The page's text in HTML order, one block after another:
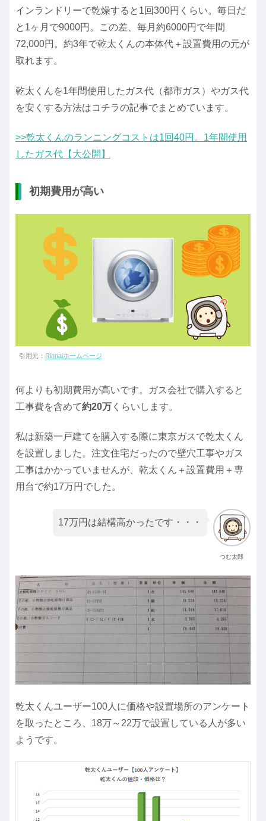
インランドリーで乾燥すると1回300円くらい。毎日だ
と1ヶ月で9000円。この差、毎月約6000円で年間
72,000円。約3年で乾太くんの本体代＋設置費用の元が
取れます。
乾太くんを1年間使用したガス代（都市ガス）やガス代
を安くする方法はコチラの記事でまとめています。
>>乾太くんのランニングコストは1回40円。1年間使用
したガス代【大公開】
初期費用が高い
引用元： Rinnaiホームページ
何よりも初期費用が高いです。ガス会社で購入すると
工事費を含めて約20万 くらいします。
私は新築一戸建てを購入する際に東京ガスで乾太くん
を設置しました。注文住宅だったので壁穴工事やガス
工事はかかっていませんが、乾太くん＋設置費用＋専
用台で約17万円でした。
つむ太郎
17万円は結構高かったです・・・
乾太くんユーザー100人に価格や設置場所のアンケート
を取ったところ、18万～22万で設置している人が多い
ようです。